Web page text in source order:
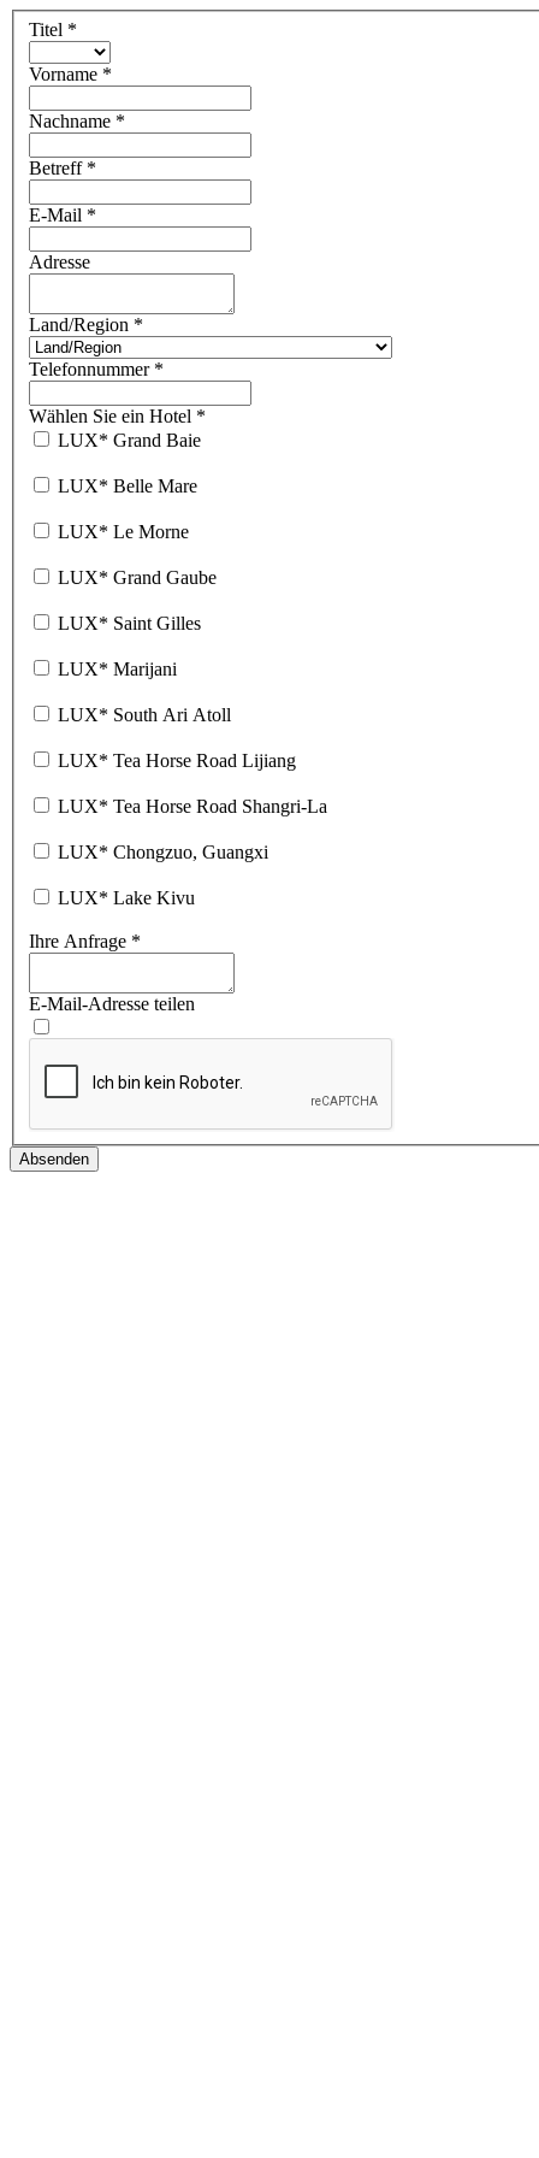
Titel *
Vorname *
Nachname *
Betreff *
E-Mail *
Adresse
Land/Region *
Telefonnummer *
Wählen Sie ein Hotel *
LUX* Grand Baie
LUX* Belle Mare
LUX* Le Morne
LUX* Grand Gaube
LUX* Saint Gilles
LUX* Marijani
LUX* South Ari Atoll
LUX* Tea Horse Road Lijiang
LUX* Tea Horse Road Shangri-La
LUX* Chongzuo, Guangxi
LUX* Lake Kivu
Ihre Anfrage *
E-Mail-Adresse teilen